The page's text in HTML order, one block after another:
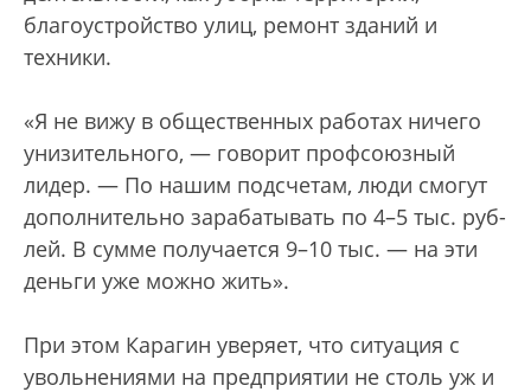
благоустройство улиц, ремонт зданий и
техники.
«Я не вижу в общественных работах ничего
унизительного, — говорит профсоюзный
лидер. — По нашим подсчетам, люди смогут
дополнительно зарабатывать по 4–5 тыс. руб­
лей. В сумме получается 9–10 тыс. — на эти
деньги уже можно жить».
При этом Карагин уверяет, что ситуация с
увольнениями на предприятии не столь уж и